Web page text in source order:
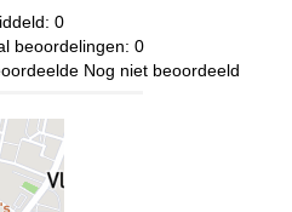
0
beoordelingen: 0
Nog niet beoordeeld